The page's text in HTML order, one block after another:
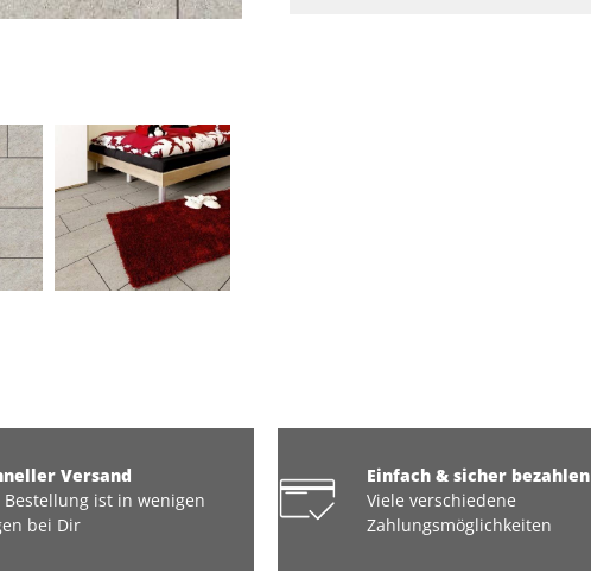
Versand
Bestellung ist in wenigen
bei Dir
Einfach & sicher bezahlen
Viele verschiedene
Zahlungsmöglichkeiten